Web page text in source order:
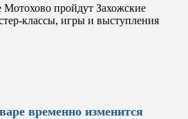
Мотохово пройдут Захожские
классы, игры и выступления
временно изменится